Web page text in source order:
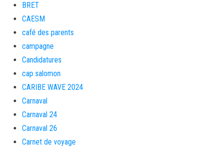
BRET
CAESM
café des parents
campagne
Candidatures
cap salomon
CARIBE WAVE 2024
Carnaval
Carnaval 24
Carnaval 26
Carnet de voyage